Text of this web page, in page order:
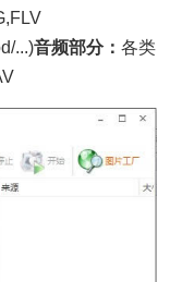
...)音频部分： 各类